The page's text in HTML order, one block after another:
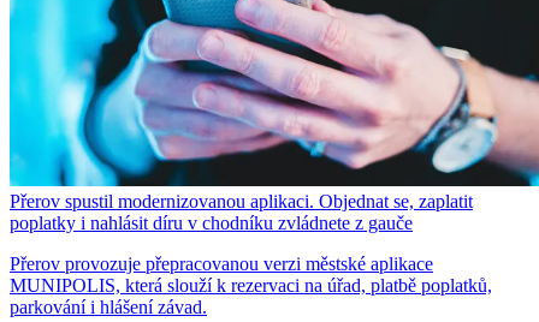
Přerov spustil modernizovanou aplikaci. Objednat se, zaplatit
poplatky i nahlásit díru v chodníku zvládnete z gauče
Přerov provozuje přepracovanou verzi městské aplikace
MUNIPOLIS, která slouží k rezervaci na úřad, platbě poplatků,
parkování i hlášení závad.